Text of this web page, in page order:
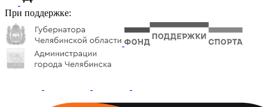
При поддержке: